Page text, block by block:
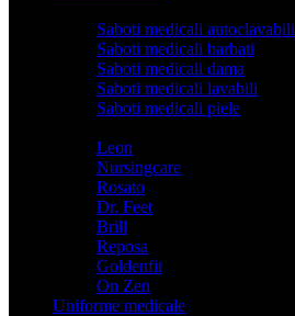
Saboti medicali autoclavabili
Saboti medicali barbati
Saboti medicali dama
Saboti medicali lavabili
Saboti medicali piele
Leon
Nursingcare
Rosato
Dr. Feet
Brill
Reposa
Goldenfit
On Zen
Uniforme medicale